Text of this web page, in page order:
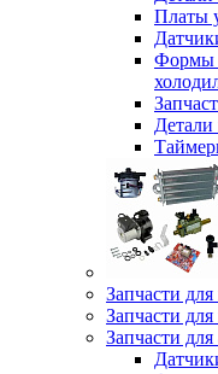
Платы
Формы
Детали
Запчасти
Запчасти для
Запчасти